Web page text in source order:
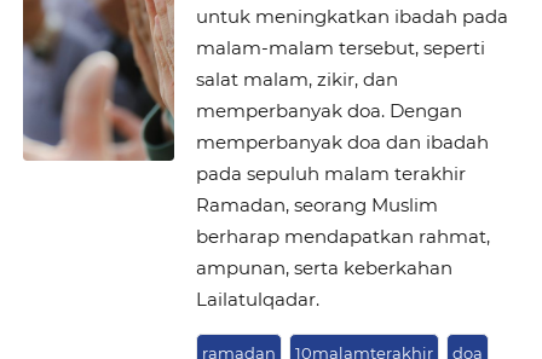
untuk meningkatkan ibadah pada
malam-malam tersebut, seperti
salat malam, zikir, dan
memperbanyak doa. Dengan
memperbanyak doa dan ibadah
pada sepuluh malam terakhir
Ramadan, seorang Muslim
berharap mendapatkan rahmat,
ampunan, serta keberkahan
Lailatulqadar.
ramadan 10malamterakhir doa